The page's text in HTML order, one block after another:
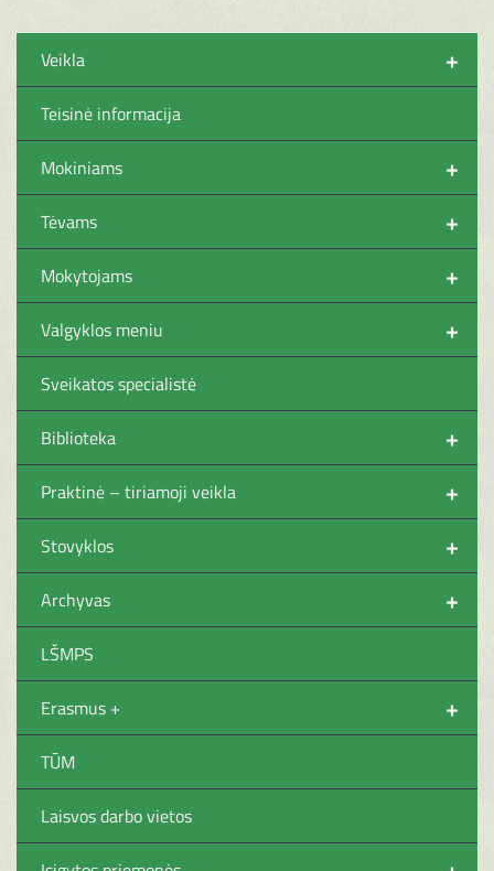
+
Veikla
Teisinė informacija
+
Mokiniams
+
Tėvams
+
Mokytojams
+
Valgyklos meniu
Sveikatos specialistė
+
Biblioteka
+
Praktinė – tiriamoji veikla
+
Stovyklos
+
Archyvas
LŠMPS
+
Erasmus +
TŪM
Laisvos darbo vietos